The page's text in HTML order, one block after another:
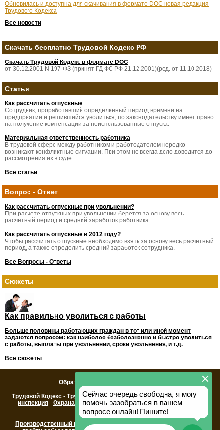
Обновилась и доступна для скачивания в формате DOC новая редакция
Трудового Кодекса
Все новости
Скачать бесплатно Трудовой Кодекс РФ
Скачать Трудовой Кодекс в формате DOC
от 30.12.2001 N 197-ФЗ (принят ГД ФС РФ 21.12.2001)(ред. от 11.10.2018)
Статьи
Как рассчитать отпускные
Сотрудник, проработавший определенный период времени на
предприятии и решившийся уволиться, по законодательству имеет право
на получение компенсации за неиспользованные отпуска.
Материальная ответственность работника
В трудовой сфере между работником и работодателем нередко
возникают конфликтные ситуации. При этом не всегда дело доводится до
рассмотрения их в суде.
Все статьи
Вопрос - Ответ
Как рассчитать отпускные при увольнении?
При расчете отпускных при увольнении берется за основу весь
расчетный период и средний заработок работника.
Как рассчитать отпускные в 2012 году?
Чтобы рассчитать отпускные необходимо взять за основу весь расчетный
период, а также определить средний заработок сотрудника.
Все Вопросы - Ответы
Сюжеты
Как правильно уволиться с работы
Больше половины работающих граждан в тот или иной момент
задаются вопросом: как наиболее безболезненно и быстро уволиться
с работы, выплаты при увольнении, сроки увольнения, и т.д.
Все сюжеты
Обратная связь / Реклама на сайте
Трудовой Кодекс - Трудовой Договор-Трудовая книжка - Трудовая
инспекция - Охрана труда-Трудовой вопрос- Консультации по
трудовому праву
Производственный календарь 2014-Как составить резюме-Как